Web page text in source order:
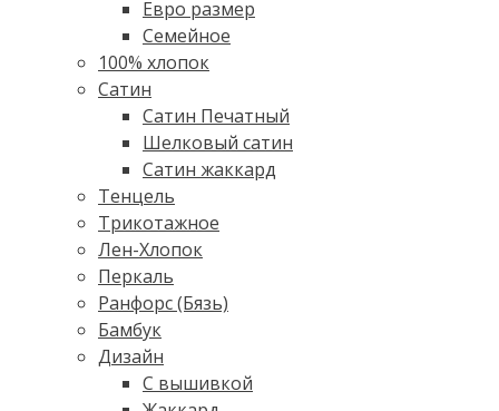
Евро размер
Семейное
100% хлопок
Cатин
Сатин Печатный
Шелковый сатин
Сатин жаккард
Тенцель
Трикотажное
Лен-Хлопок
Перкаль
Ранфорс (Бязь)
Бамбук
Дизайн
С вышивкой